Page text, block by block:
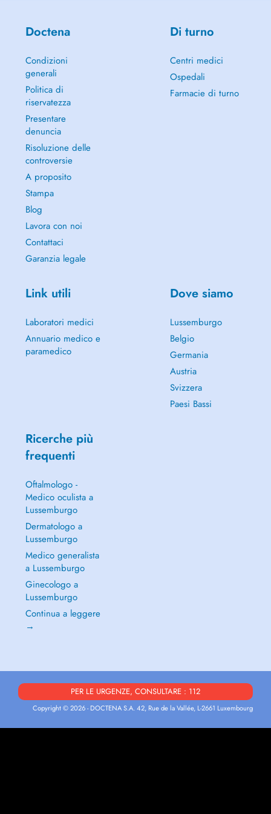
1 tram stop from Auchan Kirchberg.
If you'd like more information, don't hesitate to give me a call. We'll
take 10 minutes to discuss your specific needs.
Finally, if you'd like to follow me or find out more about Chinese
medicine in general, don't hesitate to visit my website, which will
gradually be expanded to include content on Chinese medicine and
Chinese culture. I am also open to any requests for articles that you
may wish to see published.
www.davidspoden.com
Best regards.
David Spoden
Doctena
Condizioni
generali
Politica di
riservatezza
Presentare
denuncia
Risoluzione delle
controversie
A proposito
Stampa
Blog
Lavora con noi
Contattaci
Garanzia legale
Di turno
Centri medici
Ospedali
Farmacie di turno
Link utili
Laboratori medici
Annuario medico e
paramedico
Dove siamo
Lussemburgo
Belgio
Germania
Austria
Svizzera
Paesi Bassi
Ricerche più
frequenti
Oftalmologo -
Medico oculista a
Lussemburgo
Dermatologo a
Lussemburgo
Medico generalista
a Lussemburgo
Ginecologo a
Lussemburgo
Continua a leggere
→
PER LE URGENZE, CONSULTARE : 112
Copyright © 2026 - DOCTENA S.A. 42, Rue de la Vallée, L-2661 Luxembourg